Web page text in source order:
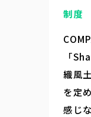
制度
「
織風
を定
感じ